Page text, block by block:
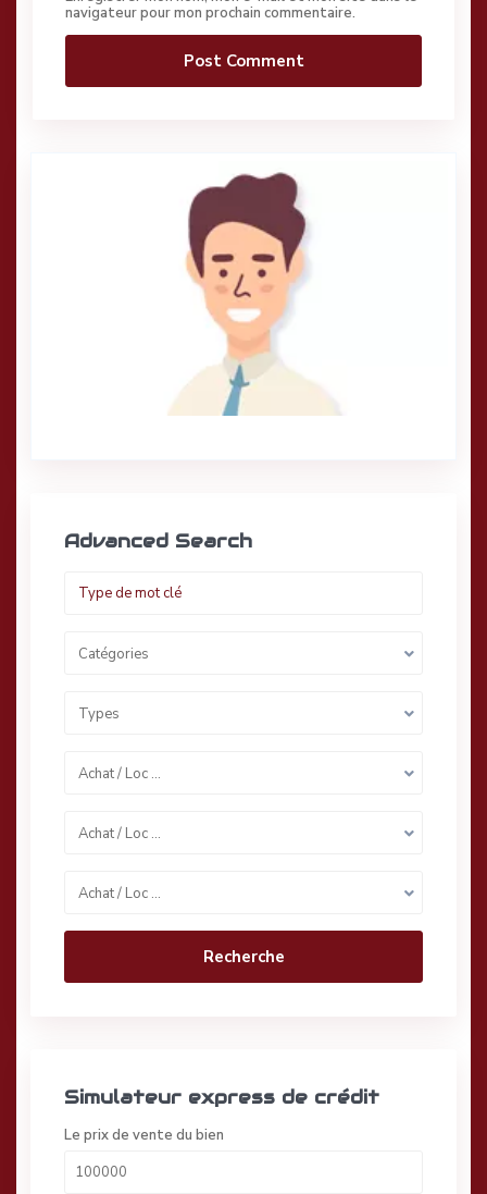
navigateur pour mon prochain commentaire.
Advanced Search
Catégories
Types
Achat / Loc …
Achat / Loc …
Achat / Loc …
Recherche
Simulateur express de crédit
Le prix de vente du bien